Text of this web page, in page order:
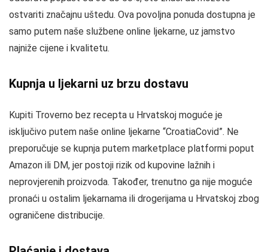
ostvariti značajnu uštedu. Ova povoljna ponuda dostupna je
samo putem naše službene online ljekarne, uz jamstvo
najniže cijene i kvalitetu.
Kupnja u ljekarni uz brzu dostavu
Kupiti Troverno bez recepta u Hrvatskoj moguće je
isključivo putem naše online ljekarne “CroatiaCovid”. Ne
preporučuje se kupnja putem marketplace platformi poput
Amazon ili DM, jer postoji rizik od kupovine lažnih i
neprovjerenih proizvoda. Također, trenutno ga nije moguće
pronaći u ostalim ljekarnama ili drogerijama u Hrvatskoj zbog
ograničene distribucije.